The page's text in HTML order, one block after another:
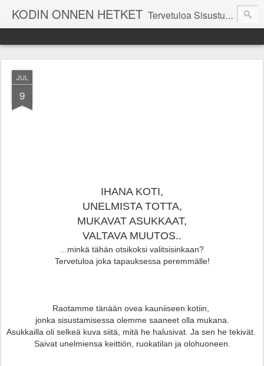
KODIN ONNEN HETKET Tervetuloa Sisustustalo Kodinonnen "kuulumisia Kodinonnesta" -sivuille. Näillä sivuilla kerromme ajankohtaisia asioita myymälämme tapahtumista. Toivottavasti viihdyt seurassamme!
JUL
9
IHANA KOTI,
UNELMISTA TOTTA,
MUKAVAT ASUKKAAT,
VALTAVA MUUTOS..
...minkä tähän otsikoksi valitsisinkaan?
Tervetuloa joka tapauksessa peremmälle!
Raotamme tänään ovea kauniiseen kotiin,
jonka sisustamisessa olemme saaneet olla mukana.
Asukkailla oli selkeä kuva siitä, mitä he halusivat. Ja sen he tekivät.
Saivat unelmiensa keittiön, ruokatilan ja olohuoneen.